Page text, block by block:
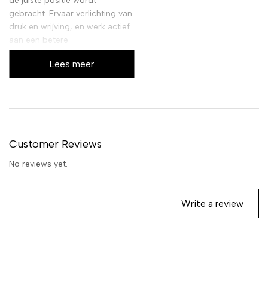
gebracht. Ervaar verlichting van
druk en wrijving, en werk actief
aan een betere
voetgezondheid zonder in te
leveren op slaapcomfort.
Lees meer
Customer Reviews
No reviews yet.
Write a review